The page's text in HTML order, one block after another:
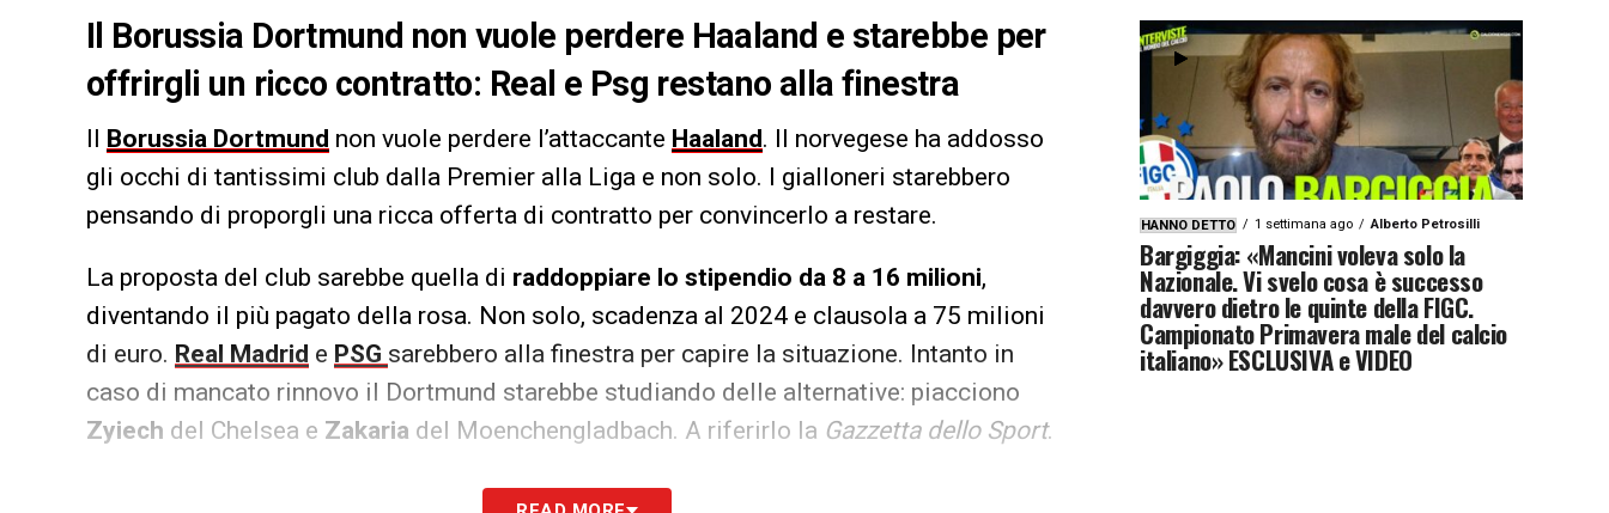
Il Borussia Dortmund non vuole perdere Haaland e starebbe per
offrirgli un ricco contratto: Real e Psg restano alla finestra
Il Borussia Dortmund non vuole perdere l’attaccante Haaland. Il norvegese ha addosso
gli occhi di tantissimi club dalla Premier alla Liga e non solo. I gialloneri starebbero
pensando di proporgli una ricca offerta di contratto per convincerlo a restare.
La proposta del club sarebbe quella di raddoppiare lo stipendio da 8 a 16 milioni,
diventando il più pagato della rosa. Non solo, scadenza al 2024 e clausola a 75 milioni
di euro. Real Madrid e PSG sarebbero alla finestra per capire la situazione. Intanto in
caso di mancato rinnovo il Dortmund starebbe studiando delle alternative: piacciono
Zyiech del Chelsea e Zakaria del Moenchengladbach. A riferirlo la Gazzetta dello Sport.
LA PLAYLIST DELLE NOSTRE TOP NEWS
HANNO DETTO 1 settimana ago Alberto Petrosilli
Bargiggia: «Mancini voleva solo la
Nazionale. Vi svelo cosa è successo
davvero dietro le quinte della FIGC.
Campionato Primavera male del calcio
italiano» ESCLUSIVA e VIDEO